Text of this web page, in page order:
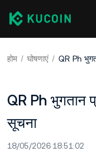
होम घोषणाएं
QR Ph भुगतान
सूचना
18/05/2026 18:51:02